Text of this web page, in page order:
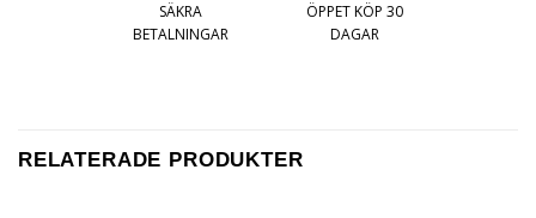
SÄKRA
BETALNINGAR
ÖPPET KÖP 30
DAGAR
RELATERADE PRODUKTER